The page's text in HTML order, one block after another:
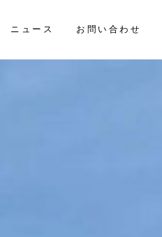
ニュース お問い合わせ